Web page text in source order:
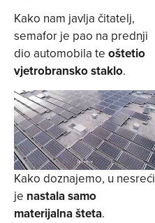
Kako nam javlja čitatelj,
semafor je pao na prednji
dio automobila te oštetio
vjetrobransko staklo.
Kako doznajemo, u nesreći
je nastala samo
materijalna šteta.